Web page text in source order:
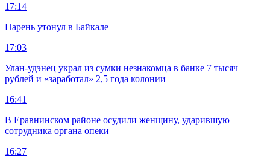
17:14
Парень утонул в Байкале
17:03
Улан-удэнец украл из сумки незнакомца в банке 7 тысяч
рублей и «заработал» 2,5 года колонии
16:41
В Еравнинском районе осудили женщину, ударившую
сотрудника органа опеки
16:27